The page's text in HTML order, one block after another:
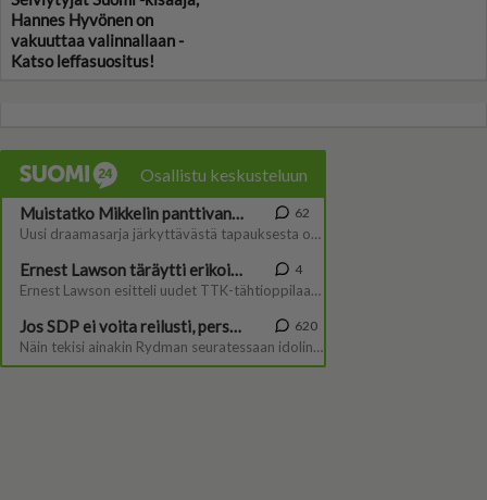
Hannes Hyvönen on
vakuuttaa valinnallaan -
Katso leffasuositus!